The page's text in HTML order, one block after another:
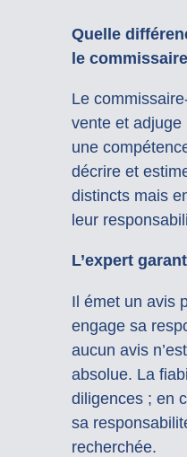
Quelle
le
Le
vente et adjuge
une
décrire et
distincts mais
leur
L’expert
Il émet un avis
engage sa
aucun avis
absolue. La
diligences ; en
sa
recherchée.